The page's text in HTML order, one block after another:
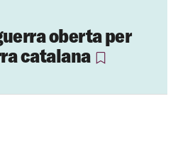
oberta per
catalana